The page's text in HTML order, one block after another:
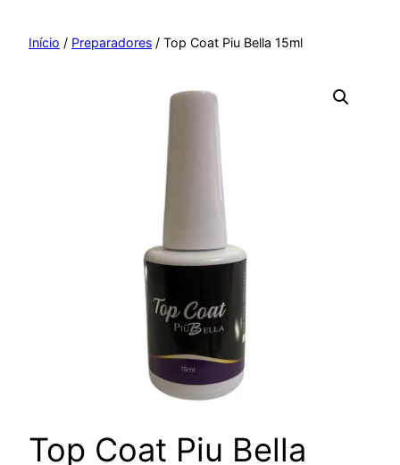
paraInício / Preparadores / Top Coat Piu Bella 15ml
Top Coat Piu Bella